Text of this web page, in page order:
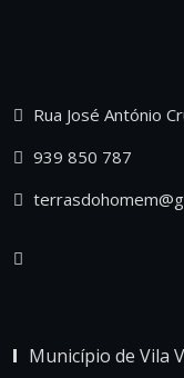
Rua José António
939 850 787
Município de Vila